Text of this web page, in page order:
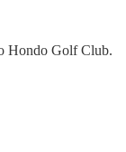
Hondo Golf Club.